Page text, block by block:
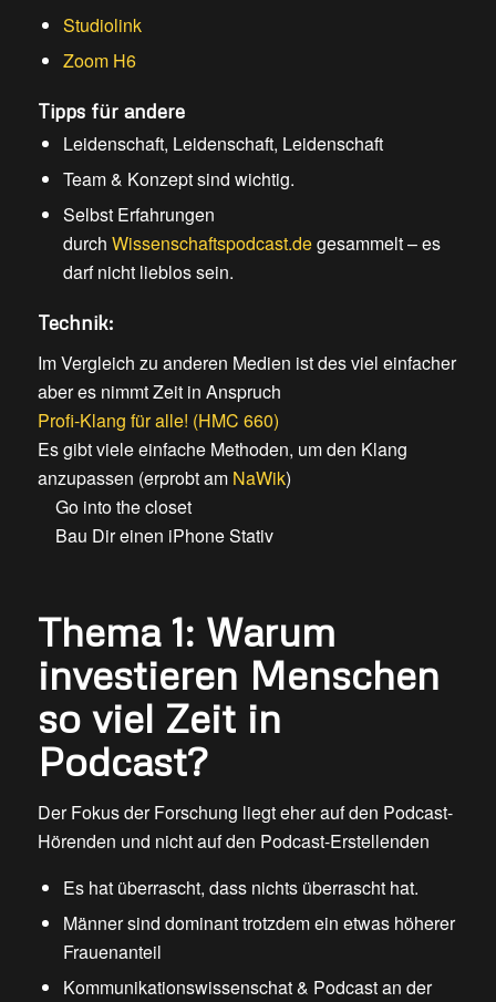
Studiolink
Zoom H6
Tipps für andere
Leidenschaft, Leidenschaft, Leidenschaft
Team & Konzept sind wichtig.
Selbst Erfahrungen
durch Wissenschaftspodcast.degesammelt – es
darf nicht lieblos sein.
Technik:
Im Vergleich zu anderen Medien ist des viel einfacher
aber es nimmt Zeit in Anspruch
Profi-Klang für alle! (HMC 660)
Es gibt viele einfache Methoden, um den Klang
anzupassen (erprobt am NaWik)
Go into the closet
Bau Dir einen iPhone Stativ
Thema 1: Warum
investieren Menschen
so viel Zeit in
Podcast?
Der Fokus der Forschung liegt eher auf den Podcast-
Hörenden und nicht auf den Podcast-Erstellenden
Es hat überrascht, dass nichts überrascht hat.
Männer sind dominant trotzdem ein etwas höherer
Frauenanteil
Kommunikationswissenschat & Podcast an der